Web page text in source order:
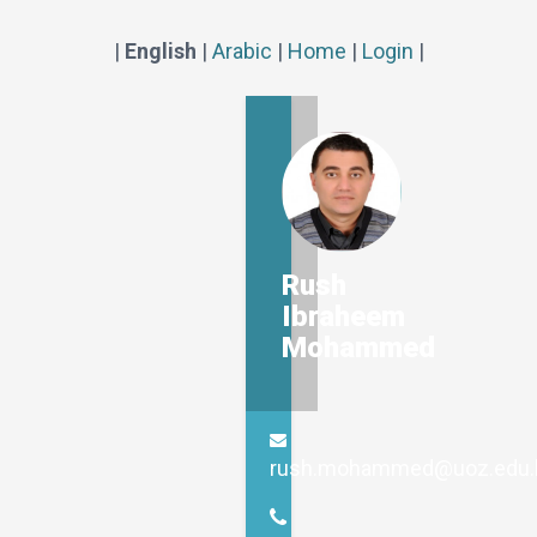
| English | Arabic | Home | Login |
Rush
Ibraheem
Mohammed